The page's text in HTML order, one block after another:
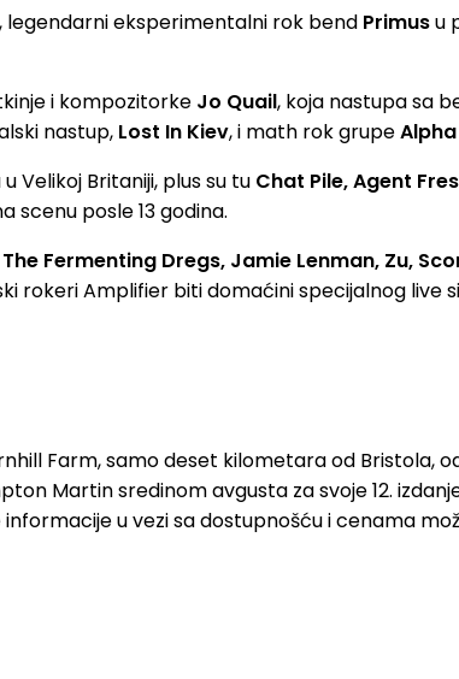
eksperimentalni rok bend Primusu
i kompozitorke Jo Quail, koja nastupa sa
nastup, Lost In Kiev, i math rok grupe
Velikoj Britaniji, plus su tu Chat Pile, Agent
scenu posle 13 godina.
Fermenting Dregs, Jamie Lenman, Zu,
rokeri Amplifier biti domaćini specijalnog live
Farm, samo deset kilometara od Bristola,
Martin sredinom avgusta za svoje 12.
u vezi sa dostupnošću i cenama